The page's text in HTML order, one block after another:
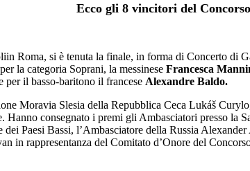
Ecco gli 8 vincitori del
Roma, si è tenuta la finale, in forma di Concerto di
la categoria Soprani, la messinese Francesca
per il basso-baritono il francese Alexandre Baldo.
Moravia Slesia della Repubblica Ceca Lukáš
Hanno consegnato i premi gli Ambasciatori presso la
Paesi Bassi, l’Ambasciatore della Russia
in rappresentanza del Comitato d’Onore del